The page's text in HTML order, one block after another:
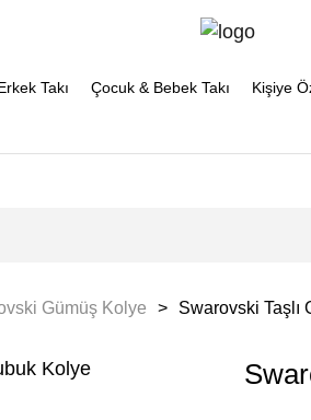
Takı Çocuk & Bebek Takı Kişiye
Gümüş Kolye Swarovski Taşlı